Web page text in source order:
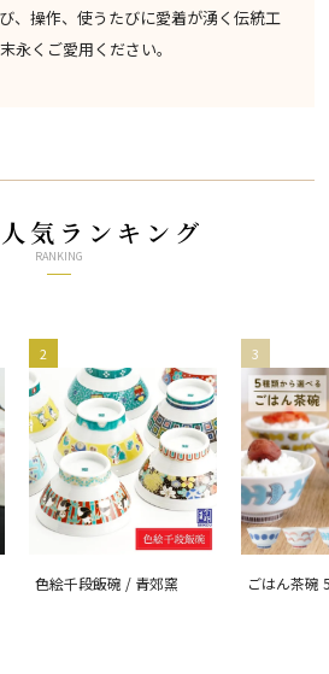
、操作、使うたびに愛着が湧く伝統工
永くご愛用ください。
気ランキング
RANKING
2
色絵千段飯碗 / 青郊窯
3
ごはん茶碗